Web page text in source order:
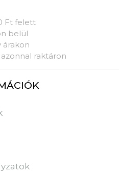
Ft felett
belül
árakon
raktáron